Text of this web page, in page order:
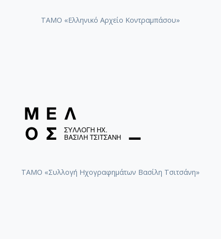
ΤΑΜΟ «Ελληνικό Αρχείο Κοντραμπάσου»
ΤΑΜΟ «Συλλογή Ηχογραφημάτων Βασίλη Τσιτσάνη»